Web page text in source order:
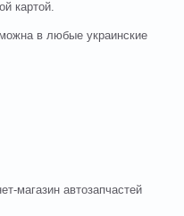
картой.
в любые украинские
магазин автозапчастей